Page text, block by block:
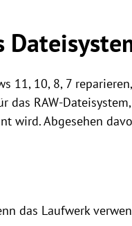
11, 10, 8, 7
das RAW-
wird. Abgesehen
das Laufwerk